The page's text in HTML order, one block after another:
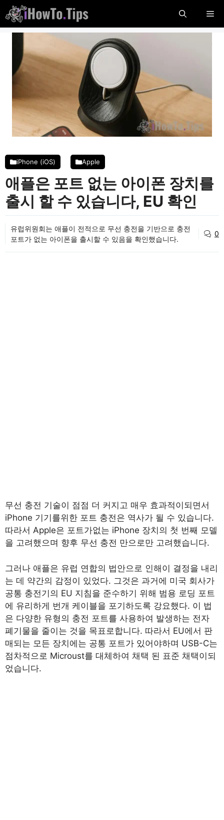
텐
츠
메
iPhone (iOS) Apple
애플은 포트 없는 아이폰 장치를
출시 할 수 있습니다, EU 확인
유럽위원회는 애플이 전적으로 무선 충전을 기반으로 충전
포트가 없는 아이폰을 출시할 수 있음을 확인했습니다.
0
무선 충전 기술이 점점 더 커지고 매우 효과적이되면서
iPhone 기기를위한 포트 충전은 역사가 될 수 있습니다.
따라서 Apple은 포트가없는 iPhone 장치의 첫 번째 모델
을 고려했으며 향후 무선 충전 만으로만 고려했습니다.
그러나 애플은 유럽 연합의 법안으로 인해이 결정을 내리
는 데 약간의 감정이 있었다. 그것은 과거에 미국 회사가
공통 충전기의 EU 지침을 준수하기 위해 범용 로딩 포트
에 유리하게 번개 케이블을 포기하도록 강요했다. 이 법
은 다양한 유형의 충전 포트를 사용하여 발생하는 전자
폐기물을 줄이는 것을 목표로합니다. 따라서 EU에서 판
매되는 모든 장치에는 공통 포트가 있어야하며 USB-C는
점차적으로 Microust를 대체하여 채택 된 표준 채택이되
었습니다.